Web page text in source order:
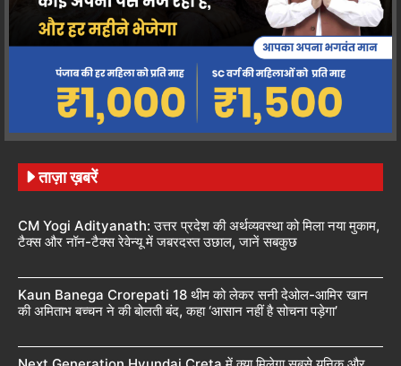
ताज़ा ख़बरें
CM Yogi Adityanath: उत्तर प्रदेश की अर्थव्यवस्था को मिला नया मुकाम,
टैक्स और नॉन-टैक्स रेवेन्यू में जबरदस्त उछाल, जानें सबकुछ
Kaun Banega Crorepati 18 थीम को लेकर सनी देओल-आमिर खान
की अमिताभ बच्चन ने की बोलती बंद, कहा ‘आसान नहीं है सोचना पड़ेगा’